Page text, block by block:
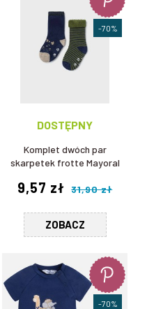
DOSTĘPNY
Komplet dwóch par
skarpetek frotte Mayoral
9,57 zł 31,90 zł
ZOBACZ
-70%
-70%